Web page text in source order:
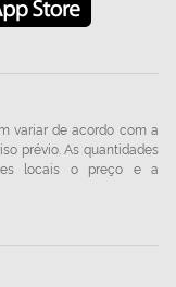
variar de acordo com a
prévio. As quantidades
locais o preço e a